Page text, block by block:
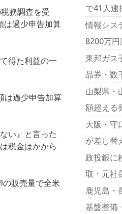
務調査を受
は過少申告加算
得た利益の一
は過少申告加算
い』と言った
税金はかから
販売量で全米
で41人逮
情報シス
8200万円
東邦ガス
品券・数
山梨県・
額超える
大阪・守
が差し替
政投銀に
取・元社
鹿児島・
基盤整備